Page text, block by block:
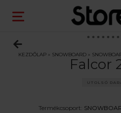
KEZDŐLAP » SNOWBOARD »
Falcor
UTOLSÓ
Termékcsoport: